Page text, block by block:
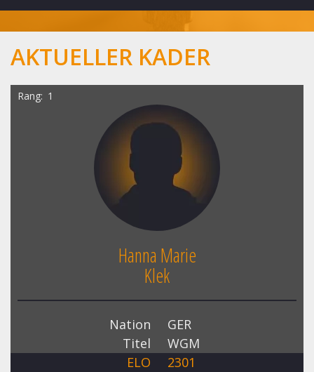
AKTUELLER KADER
Rang 1
Hanna Marie
Klek
Nation
GER
Titel
WGM
ELO
2301